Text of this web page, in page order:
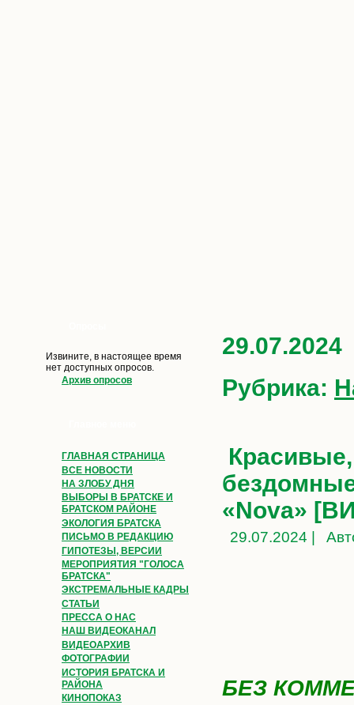
Извините, в настоящее время
нет доступных опросов.
Архив опросов
ГЛАВНАЯ СТРАНИЦА
ВСЕ НОВОСТИ
НА ЗЛОБУ ДНЯ
ВЫБОРЫ В БРАТСКЕ И
БРАТСКОМ РАЙОНЕ
ЭКОЛОГИЯ БРАТСКА
ПИСЬМО В РЕДАКЦИЮ
ГИПОТЕЗЫ, ВЕРСИИ
МЕРОПРИЯТИЯ "ГОЛОСА
БРАТСКА"
ЭКСТРЕМАЛЬНЫЕ КАДРЫ
СТАТЬИ
ПРЕССА О НАС
НАШ ВИДЕОКАНАЛ
ВИДЕОАРХИВ
ФОТОГРАФИИ
ИСТОРИЯ БРАТСКА И
РАЙОНА
КИНОПОКАЗ
29.07.2024
Рубрика:
«Nova»
29.07.2024 |
БЕЗ